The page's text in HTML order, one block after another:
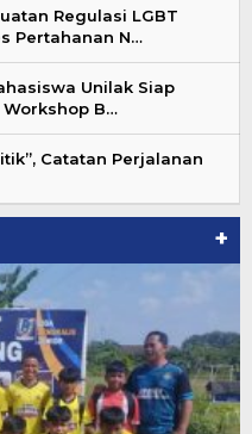
Regulasi LGBT
Pertahanan N…
Unilak Siap
B…
Catatan Perjalanan
+